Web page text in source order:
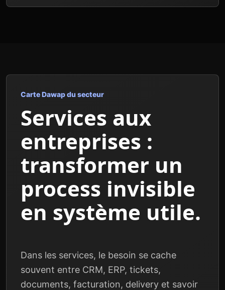
Carte Dawap du secteur
Services aux
entreprises :
transformer un
process invisible
en système utile.
Dans les services, le besoin se cache
souvent entre CRM, ERP, tickets,
documents, facturation, delivery et savoir